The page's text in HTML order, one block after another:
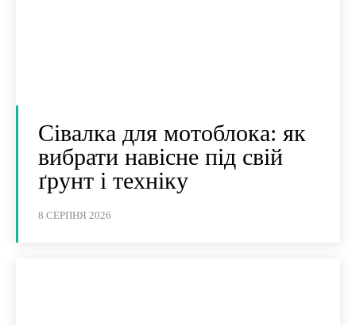
Сівалка для мотоблока: як
вибрати навісне під свій
ґрунт і техніку
8 СЕРПНЯ 2026